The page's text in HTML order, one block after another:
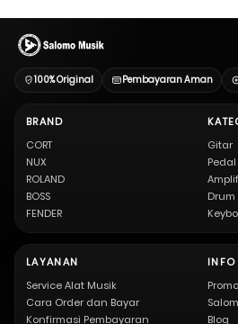
100% Original Pembayaran Aman
BRAND
CORT
NUX
ROLAND
BOSS
FENDER
Gitar
Drum
LAYANAN
Service Alat Musik
Cara Order dan Bayar
Konfirmasi Pembayaran
INFO
Promo
Blog